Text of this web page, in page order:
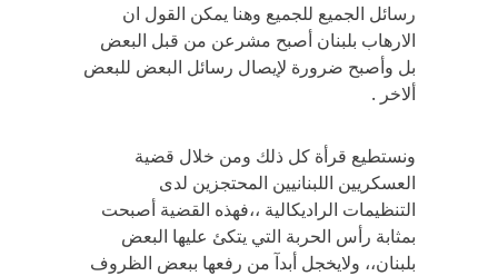
رسائل الجميع للجميع وهنا يمكن القول ان
الارهاب بلبنان أصبح مشرعن من قبل البعض
بل وأصبح ضرورة لإيصال رسائل البعض للبعض
ألاخر .
ونستطيع قرأة كل ذلك ومن خلال قضية
العسكريين اللبنانيين المحتجزين لدى
التنظيمات الراديكالية ،،فهذه القضية أصبحت
بمثابة رأس الحربة التي يتكئ عليها البعض
بلبنان،، ولايخجل أبدآ من رفعها ببعض الظروف